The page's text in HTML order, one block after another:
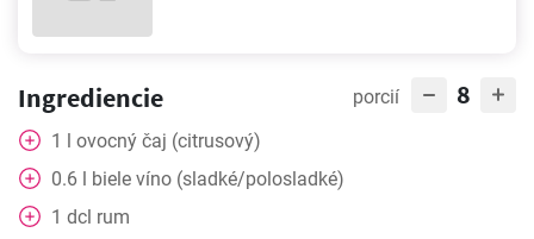
Ingrediencie porcií 8
1 l ovocný čaj (citrusový)
0.6 l biele víno (sladké/polosladké)
1 dcl rum